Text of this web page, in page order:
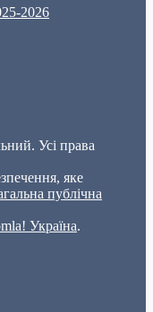
2026
Усі права
яке
публічна
Україна.